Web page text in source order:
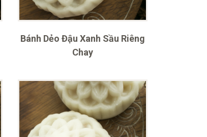
Bánh Dẻo Đậu Xanh Sầu Riêng
Chay